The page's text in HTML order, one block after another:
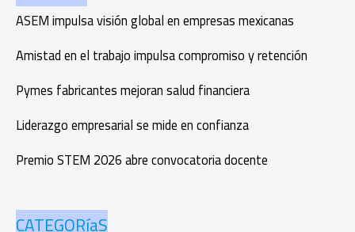
sus
comunidades
ASEM impulsa visión global en empresas mexicanas
Amistad en el trabajo impulsa compromiso y retención
Pymes fabricantes mejoran salud financiera
Liderazgo empresarial se mide en confianza
Premio STEM 2026 abre convocatoria docente
CATEGORíaS